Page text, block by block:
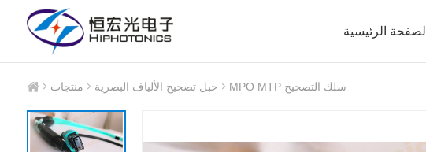
الصفحة الرئيسية
منتجات حبل تصحيح الألياف البصرية MPO MTP سلك التصحيح